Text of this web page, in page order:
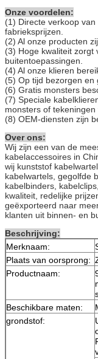
Onze voordelen:
(1) Directe verkoop
fabrieksprijzen.
(2) Al onze producten
(3) Hoge kwaliteit zorgt
buitentoepassingen.
(4) Al onze klieren
(5) Op tijd bezorgen en
(6) Gratis monsters
(7) Speciale
monsters of tekeningen
(8) OEM-diensten zijn
Over ons:
Wij zijn een van de
kabelaccessoires in
wij kunststof
kabelwartels, gegolfde
kabelbinders,
kwaliteit, redelijke
geëxporteerd naar
klanten uit binnen- en
Beschrijving:
Merknaam:
Plaats van oorsprong:
Productnaam:
Beschikbare maten:
grondstof: